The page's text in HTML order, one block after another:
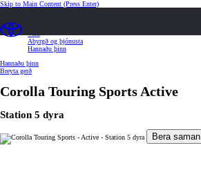
Skip to Main Content (Press Enter)
Ábyrgð og þjónusta
Hannaðu þinn
Hannaðu þinn
Breyta gerð
Corolla Touring Sports Active
Station 5 dyra
Bera saman